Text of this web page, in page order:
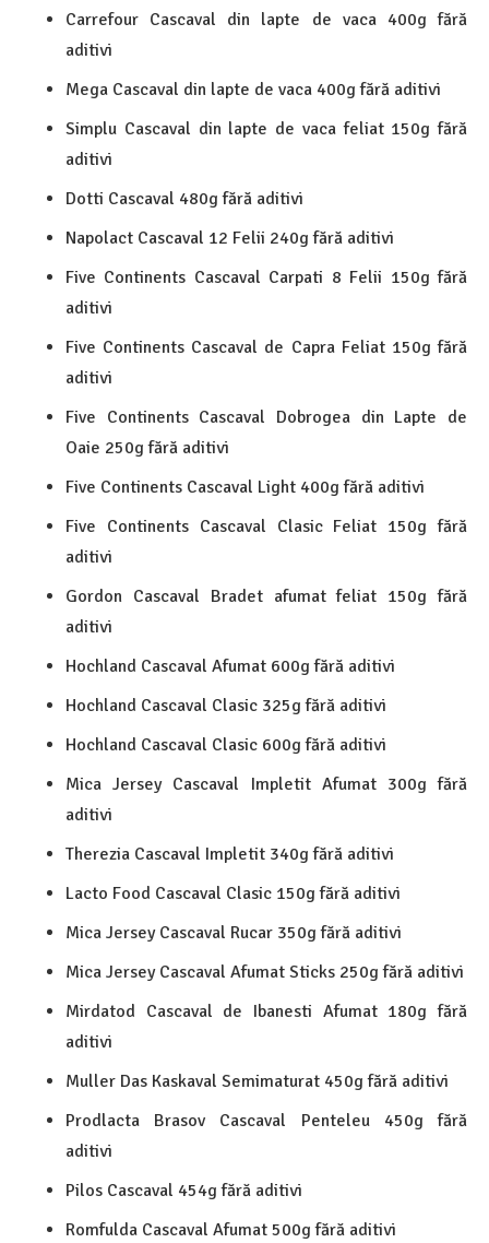
Carrefour Cascaval din lapte de vaca 400g fără
aditivi
Mega Cascaval din lapte de vaca 400g fără aditivi
Simplu Cascaval din lapte de vaca feliat 150g fără
aditivi
Dotti Cascaval 480g fără aditivi
Napolact Cascaval 12 Felii 240g fără aditivi
Five Continents Cascaval Carpati 8 Felii 150g fără
aditivi
Five Continents Cascaval de Capra Feliat 150g fără
aditivi
Five Continents Cascaval Dobrogea din Lapte de
Oaie 250g fără aditivi
Five Continents Cascaval Light 400g fără aditivi
Five Continents Cascaval Clasic Feliat 150g fără
aditivi
Gordon Cascaval Bradet afumat feliat 150g fără
aditivi
Hochland Cascaval Afumat 600g fără aditivi
Hochland Cascaval Clasic 325g fără aditivi
Hochland Cascaval Clasic 600g fără aditivi
Mica Jersey Cascaval Impletit Afumat 300g fără
aditivi
Therezia Cascaval Impletit 340g fără aditivi
Lacto Food Cascaval Clasic 150g fără aditivi
Mica Jersey Cascaval Rucar 350g fără aditivi
Mica Jersey Cascaval Afumat Sticks 250g fără aditivi
Mirdatod Cascaval de Ibanesti Afumat 180g fără
aditivi
Muller Das Kaskaval Semimaturat 450g fără aditivi
Prodlacta Brasov Cascaval Penteleu 450g fără
aditivi
Pilos Cascaval 454g fără aditivi
Romfulda Cascaval Afumat 500g fără aditivi